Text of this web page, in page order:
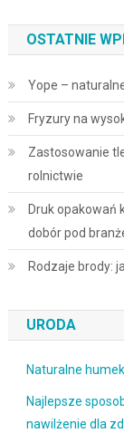
OSTATNIE
Yope –
Fryzury na
Zastosowanie
rolnictwie
Druk opakowań
dobór pod
Rodzaje brody:
URODA
Naturalne
Najlepsze
nawilżenie dla